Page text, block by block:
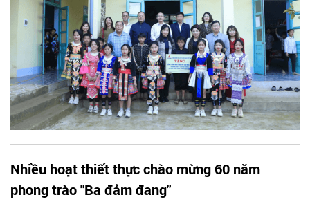
nhiệm kỳ 2025-2030.
Nhiều hoạt thiết thực chào mừng 60 năm
phong trào "Ba đảm đang"